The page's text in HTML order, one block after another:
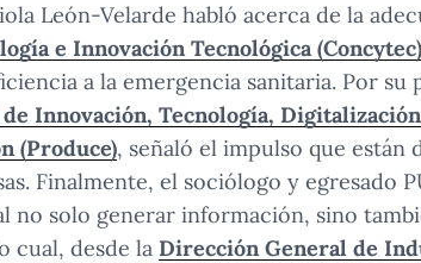
León-Velarde habló acerca de la
e Innovación Tecnológica (Concytec)
a la emergencia sanitaria. Por su
Innovación, Tecnología,
(Produce), señaló el impulso que están
Finalmente, el sociólogo y egresado
no solo generar información, sino
cual, desde la Dirección General de